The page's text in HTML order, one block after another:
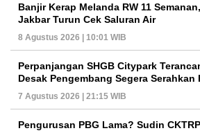
Banjir Kerap Melanda RW 11
Jakbar Turun Cek Saluran Air
8 Agustus 2026 | 10:01 WIB
Perpanjangan SHGB Citypark
Desak Pengembang Segera Serahkan
7 Agustus 2026 | 21:15 WIB
Pengurusan PBG Lama? Sudin